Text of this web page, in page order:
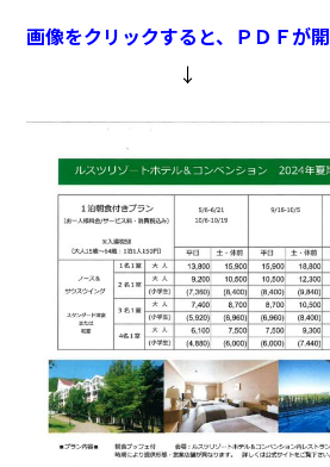
画像をクリックすると、ＰＤＦが開
↓